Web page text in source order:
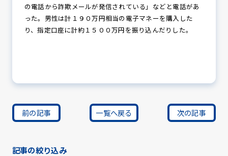
防犯協力会について
の電話から詐欺メールが発信されている」などと電話があ
った。男性は計１９０万円相当の電子マネーを購入した
り、指定口座に計約１５００万円を振り込んだりした。
前の記事 一覧へ戻る 次の記事
記事の絞り込み